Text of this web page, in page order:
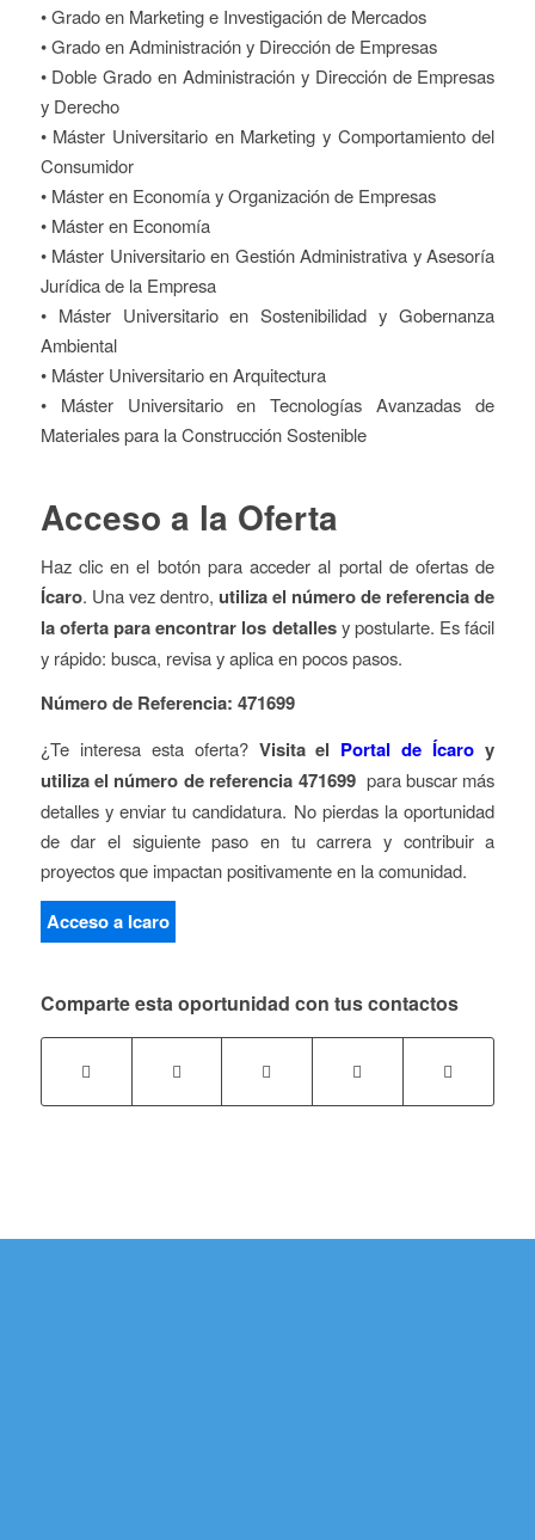
• Grado en Marketing e Investigación de Mercados
• Grado en Administración y Dirección de Empresas
• Doble Grado en Administración y Dirección de Empresas
y Derecho
• Máster Universitario en Marketing y Comportamiento del
Consumidor
• Máster en Economía y Organización de Empresas
• Máster en Economía
• Máster Universitario en Gestión Administrativa y Asesoría
Jurídica de la Empresa
• Máster Universitario en Sostenibilidad y Gobernanza
Ambiental
• Máster Universitario en Arquitectura
• Máster Universitario en Tecnologías Avanzadas de
Materiales para la Construcción Sostenible
Acceso a la Oferta
Haz clic en el botón para acceder al portal de ofertas de
Ícaro. Una vez dentro, utiliza el número de referencia de
la oferta para encontrar los detallesy postularte. Es fácil
y rápido: busca, revisa y aplica en pocos pasos.
Número de Referencia: 471699
¿Te interesa esta oferta? Visita el Portal de Ícaro y
utiliza el número de referencia 471699para buscar más
detalles y enviar tu candidatura. No pierdas la oportunidad
de dar el siguiente paso en tu carrera y contribuir a
proyectos que impactan positivamente en la comunidad.
Acceso a Icaro
Comparte esta oportunidad con tus contactos